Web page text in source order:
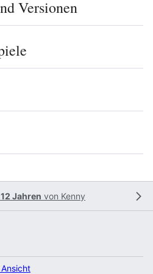
Versionen
Jahren von Kenny